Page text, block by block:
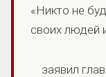
«Никто не
своих людей
заявил